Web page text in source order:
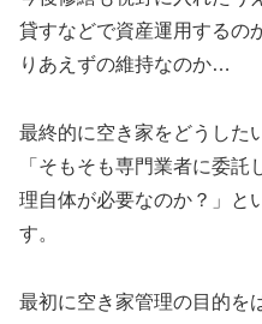
貸すなどで資産運用するの
りあえずの維持なのか…
最終的に空き家をどうした
「そもそも専門業者に委
理自体が必要なのか？」と
す。
最初に空き家管理の目的を